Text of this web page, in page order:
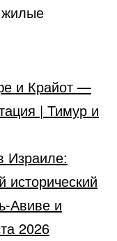
жилые
и Крайот —
| Тимур и
Израиле:
исторический
Авиве и
2026